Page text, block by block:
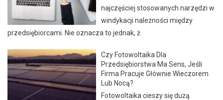
najczęściej stosowanych narzędzi w
windykacji należności między
przedsiębiorcami. Nie oznacza to jednak, ż
Czy Fotowoltaika Dla
Przedsiębiorstwa Ma Sens, Jeśli
Firma Pracuje Głównie Wieczorem
Lub Nocą?
Fotowoltaika cieszy się dużą